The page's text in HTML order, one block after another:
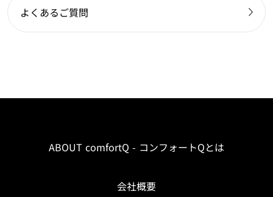
よくあるご質問
ABOUT comfortQ - コンフォートQとは
会社概要